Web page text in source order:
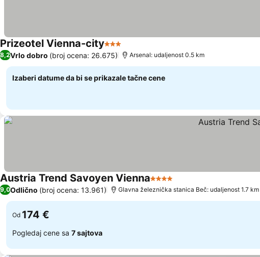
Prizeotel Vienna-city3 ZvezdicePogledaj cene
8,2Vrlo dobro (broj ocena: 26.675) Arsenal: udaljenost 0.5 km
Izaberi datume da bi se prikazale tačne cene
Austria Trend Savoyen Vienna4 Zvezdice
9,0Odlično (broj ocena: 13.961) Glavna železnička stanica Beč: udaljenost 1.7 km
Od 174 €
Pogledaj cene sa 7 sajtova